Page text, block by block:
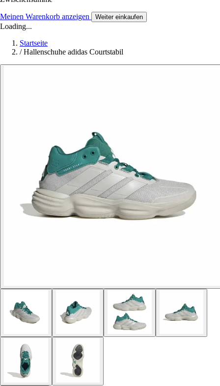
Meinen Warenkorb anzeigen Weiter einkaufen
Loading...
Startseite
/ Hallenschuhe adidas Courtstabil